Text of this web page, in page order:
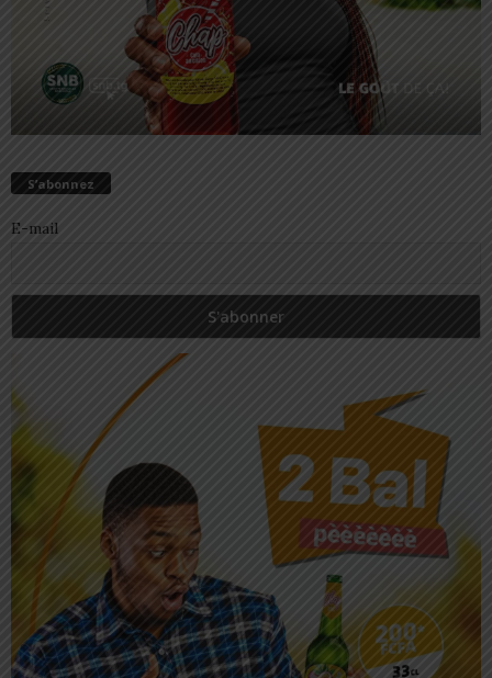
S’abonnez
E-mail